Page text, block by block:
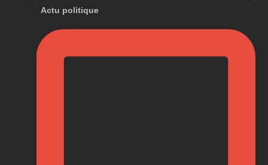
Actu politique